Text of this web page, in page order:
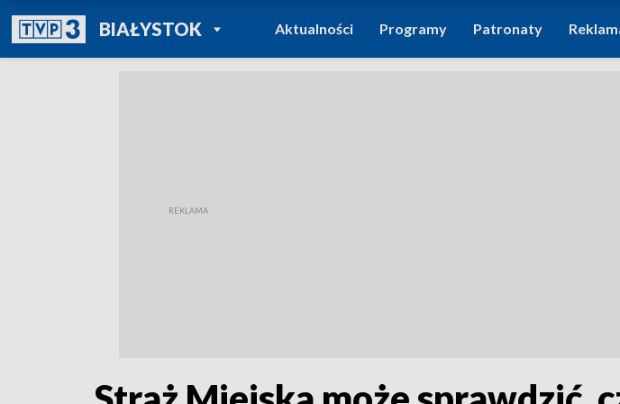
BIAŁYSTOKPOWRÓT DO
TVP REGIONY
Aktualności Programy Patronaty